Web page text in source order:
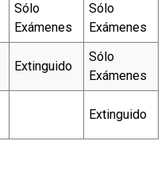
Sólo
Exámenes
Sólo
Exámenes
Extinguido
Sólo
Exámenes
Extinguido